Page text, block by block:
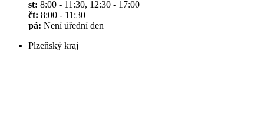
st: 8:00 - 11:30, 12:30 - 17:00
čt: 8:00 - 11:30
pá: Není úřední den
Plzeňský kraj